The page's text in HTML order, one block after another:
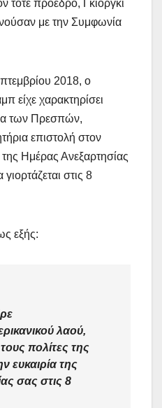
τότε πρόεδρο, Γκιόργκι
με την Συμφωνία
2018, ο
είχε χαρακτηρίσει
των Πρεσπών,
επιστολή στον
Ημέρας Ανεξαρτησίας
στις 8
εξής:
λαού,
πολίτες της
ευκαιρία της
σας στις 8